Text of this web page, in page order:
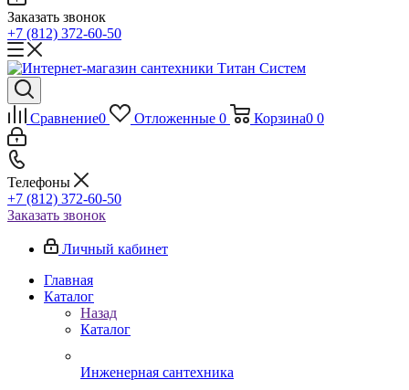
Заказать звонок
+7 (812) 372-60-50
Сравнение0 Отложенные 0 Корзина0 0
Телефоны
+7 (812) 372-60-50
Заказать звонок
Личный кабинет
Главная
Каталог
Назад
Каталог
Инженерная сантехника